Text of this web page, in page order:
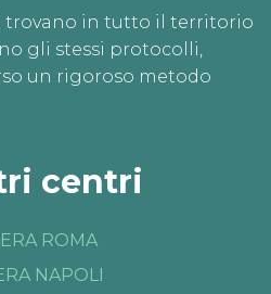
trovano in tutto il territorio
gli stessi protocolli,
un rigoroso metodo
centri
ROMA
NAPOLI